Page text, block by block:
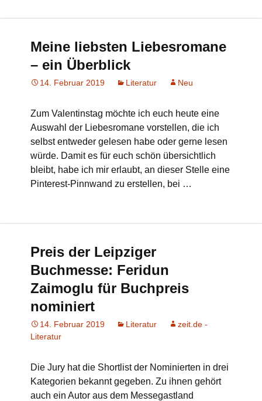
Meine liebsten Liebesromane
– ein Überblick
14. Februar 2019 Literatur Neu
Zum Valentinstag möchte ich euch heute eine
Auswahl der Liebesromane vorstellen, die ich
selbst entweder gelesen habe oder gerne lesen
würde. Damit es für euch schön übersichtlich
bleibt, habe ich mir erlaubt, an dieser Stelle eine
Pinterest-Pinnwand zu erstellen, bei …
Preis der Leipziger
Buchmesse: Feridun
Zaimoglu für Buchpreis
nominiert
14. Februar 2019 Literatur
zeit.de -
Literatur
Die Jury hat die Shortlist der Nominierten in drei
Kategorien bekannt gegeben. Zu ihnen gehört
auch ein Autor aus dem Messegastland